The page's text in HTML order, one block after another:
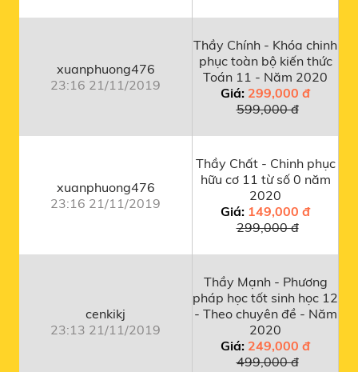
xuanphuong476
23:16 21/11/2019
Thầy Chính - Khóa chinh
phục toàn bộ kiến thức
Toán 11 - Năm 2020
Giá: 299,000 đ
599,000 đ
xuanphuong476
23:16 21/11/2019
Thầy Chất - Chinh phục
hữu cơ 11 từ số 0 năm
2020
Giá: 149,000 đ
299,000 đ
cenkikj
23:13 21/11/2019
Thầy Mạnh - Phương
pháp học tốt sinh học 12
- Theo chuyên đề - Năm
2020
Giá: 249,000 đ
499,000 đ